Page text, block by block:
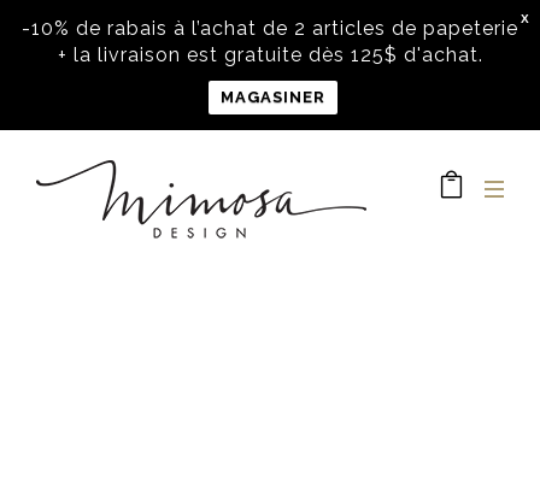
X
-10% de rabais à l’achat de 2 articles de papeterie
+ la livraison est gratuite dès 125$ d'achat.
MAGASINER